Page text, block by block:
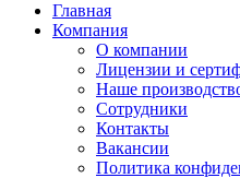
Главная
Компания
О компании
Лицензии и
Наше
Сотрудники
Контакты
Вакансии
Политика